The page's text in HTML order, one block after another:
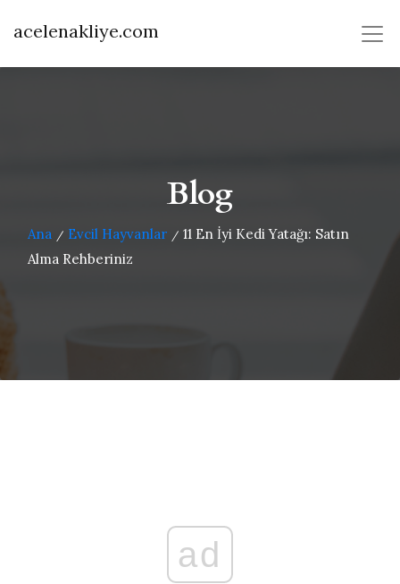
acelenakliye.com
Blog
Ana / Evcil Hayvanlar / 11 En İyi Kedi Yatağı: Satın
Alma Rehberiniz
ad